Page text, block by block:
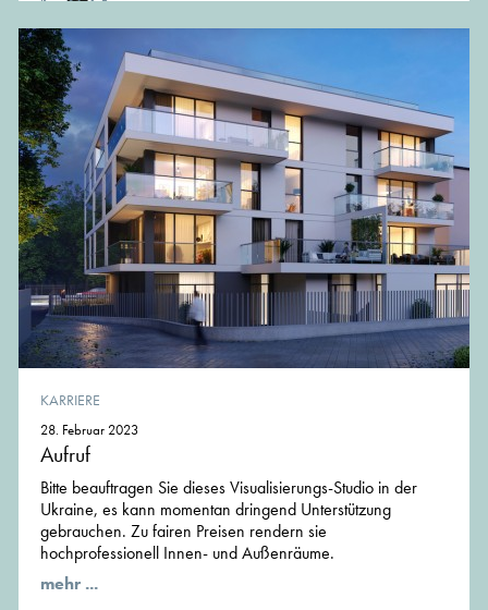
von der Redaktion von MünchenArchitektur
KARRIERE
28. Februar 2023
Aufruf
Bitte beauftragen Sie dieses Visualisierungs-Studio in der
Ukraine, es kann momentan dringend Unterstützung
gebrauchen. Zu fairen Preisen rendern sie
hochprofessionell Innen- und Außenräume.
mehr ...